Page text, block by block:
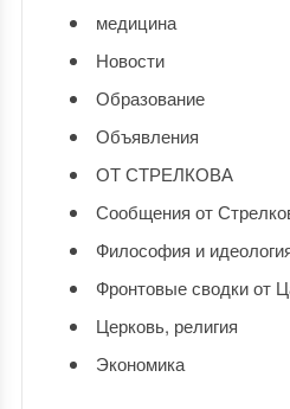
медицина
Новости
Образование
Объявления
ОТ СТРЕЛКОВА
Сообщения от
Философия и
Фронтовые сводки от
Церковь, религия
Экономика